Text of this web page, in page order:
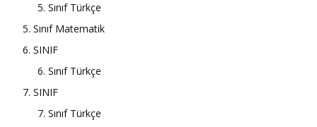
5. Sınıf Türkçe
5. Sınıf Matematik
6. SINIF
6. Sınıf Türkçe
7. SINIF
7. Sınıf Türkçe